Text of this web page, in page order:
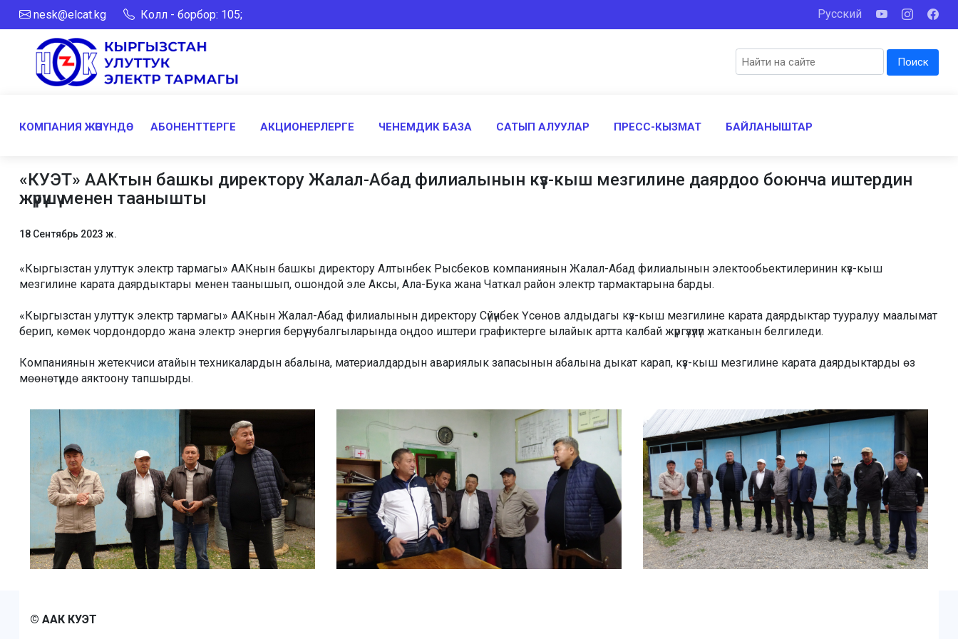
nesk@elcat.kg Колл - борбор: 105; Русский
Поиск
КОМПАНИЯ ЖӨНҮНДӨ АБОНЕНТТЕРГЕ АКЦИОНЕРЛЕРГЕ ЧЕНЕМДИК БАЗА САТЫП АЛУУЛАР ПРЕСС-КЫЗМАТ БАЙЛАНЫШТАР
«КУЭТ» ААКтын башкы директору Жалал-Абад филиалынын күз-кыш мезгилине даярдоо боюнча иштердин
жүрүшү менен таанышты
18 Сентябрь 2023 ж.
«Кыргызстан улуттук электр тармагы» ААКнын башкы директору Алтынбек Рысбеков компаниянын Жалал-Абад филиалынын электообьектилеринин күз-кыш
мезгилине карата даярдыктары менен таанышып, ошондой эле Аксы, Ала-Бука жана Чаткал район электр тармактарына барды.
«Кыргызстан улуттук электр тармагы» ААКнын Жалал-Абад филиалынын директору Сүйүнбек Үсөнов алдыдагы күз-кыш мезгилине карата даярдыктар тууралуу маалымат
берип, көмөк чордондордо жана электр энергия берүү чубалгыларында оңдоо иштери графиктерге ылайык артта калбай жүргүзүлүп жатканын белгиледи.
Компаниянын жетекчиси атайын техникалардын абалына, материалдардын авариялык запасынын абалына дыкат карап, күз-кыш мезгилине карата даярдыктарды өз
мөөнөтүндө аяктоону тапшырды.
© ААК КУЭТ